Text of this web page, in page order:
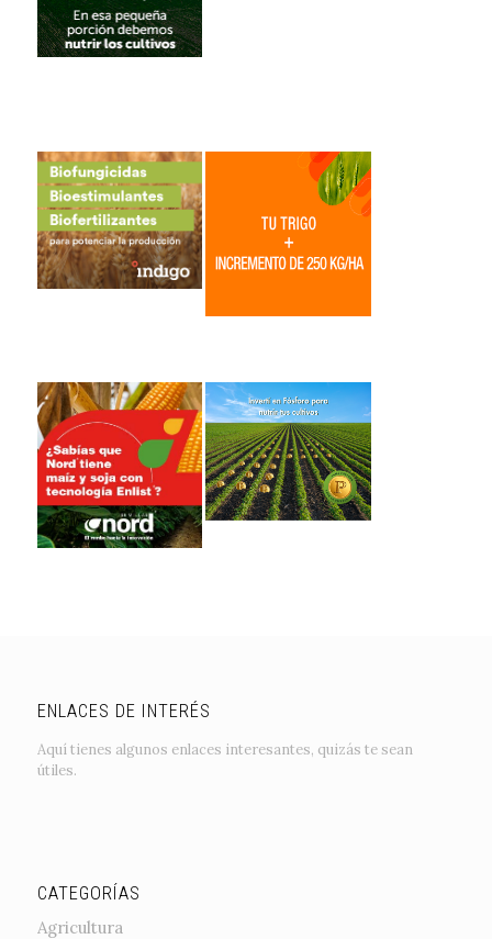
ENLACES DE INTERÉS
Aquí tienes algunos enlaces interesantes, quizás te sean
útiles.
CATEGORÍAS
Agricultura